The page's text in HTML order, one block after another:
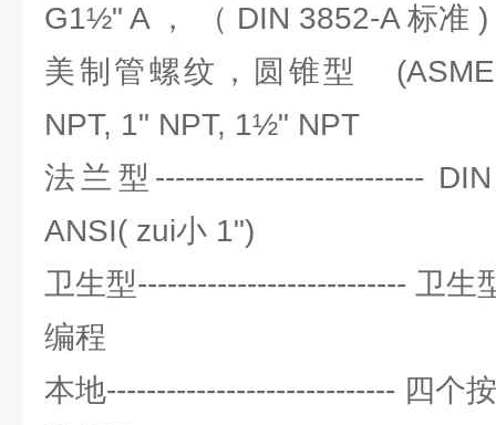
G1½" A ， （ DIN 3852-A 标准 )
美制管螺纹，圆锥型 (ASME
NPT, 1" NPT, 1½" NPT
法兰型---------------------------
ANSI( zui小 1")
卫生型--------------------------- 卫生
编程
本地----------------------------- 四个